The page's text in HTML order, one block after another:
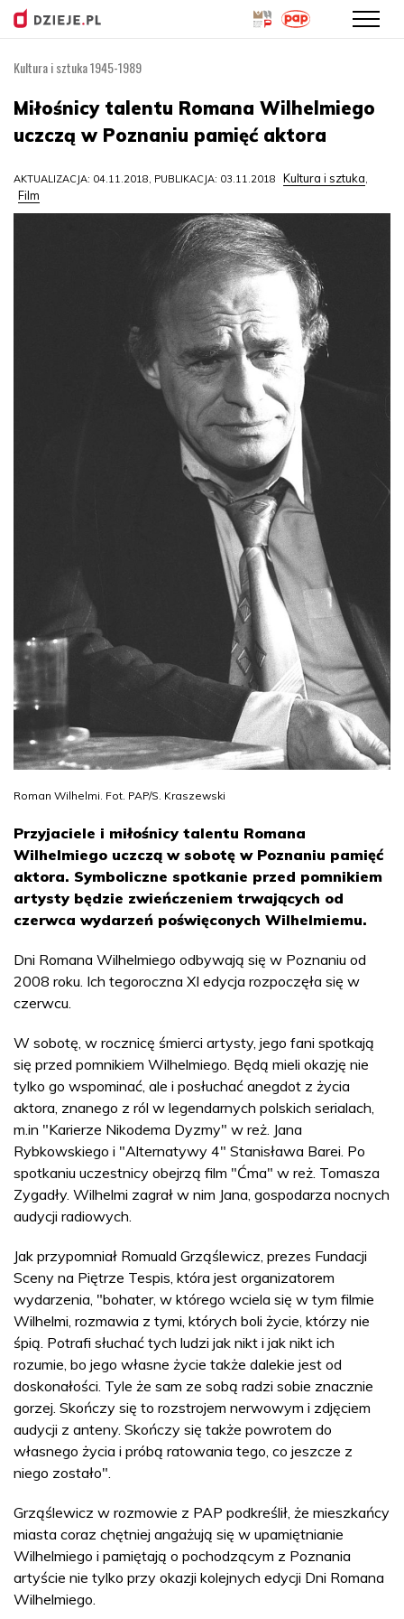
treści
Kultura i sztuka 1945-1989
Miłośnicy talentu Romana Wilhelmiego
uczczą w Poznaniu pamięć aktora
AKTUALIZACJA: 04.11.2018, PUBLIKACJA: 03.11.2018 Kultura i sztuka,
Film
Roman Wilhelmi. Fot. PAP/S. Kraszewski
Przyjaciele i miłośnicy talentu Romana
Wilhelmiego uczczą w sobotę w Poznaniu pamięć
aktora. Symboliczne spotkanie przed pomnikiem
artysty będzie zwieńczeniem trwających od
czerwca wydarzeń poświęconych Wilhelmiemu.
Dni Romana Wilhelmiego odbywają się w Poznaniu od
2008 roku. Ich tegoroczna XI edycja rozpoczęła się w
czerwcu.
W sobotę, w rocznicę śmierci artysty, jego fani spotkają
się przed pomnikiem Wilhelmiego. Będą mieli okazję nie
tylko go wspominać, ale i posłuchać anegdot z życia
aktora, znanego z ról w legendarnych polskich serialach,
m.in "Karierze Nikodema Dyzmy" w reż. Jana
Rybkowskiego i "Alternatywy 4" Stanisława Barei. Po
spotkaniu uczestnicy obejrzą film "Ćma" w reż. Tomasza
Zygadły. Wilhelmi zagrał w nim Jana, gospodarza nocnych
audycji radiowych.
Jak przypomniał Romuald Grząślewicz, prezes Fundacji
Sceny na Piętrze Tespis, która jest organizatorem
wydarzenia, "bohater, w którego wciela się w tym filmie
Wilhelmi, rozmawia z tymi, których boli życie, którzy nie
śpią. Potrafi słuchać tych ludzi jak nikt i jak nikt ich
rozumie, bo jego własne życie także dalekie jest od
doskonałości. Tyle że sam ze sobą radzi sobie znacznie
gorzej. Skończy się to rozstrojem nerwowym i zdjęciem
audycji z anteny. Skończy się także powrotem do
własnego życia i próbą ratowania tego, co jeszcze z
niego zostało".
Grząślewicz w rozmowie z PAP podkreślił, że mieszkańcy
miasta coraz chętniej angażują się w upamiętnianie
Wilhelmiego i pamiętają o pochodzącym z Poznania
artyście nie tylko przy okazji kolejnych edycji Dni Romana
Wilhelmiego.